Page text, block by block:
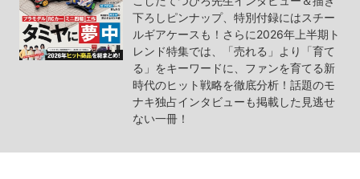
下ろしピンナップ、特別付録にはスチー
ルギアケースも！さらに2026年上半期ト
レンド特集では、「売れる」より「育て
る」をキーワードに、ファンを育てる新
時代のヒット戦略を徹底分析！話題のモ
ナキ独占インタビューも掲載した見逃せ
ない一冊！